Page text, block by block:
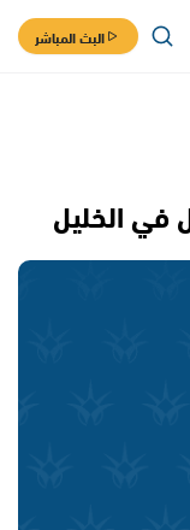
البث المباشر
الخليل